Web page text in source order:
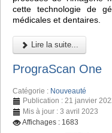
cette technologie de
médicales et dentaires.
Lire la suite...
PrograScan One
Catégorie : Nouveauté
Publication : 21 janvier
Mis à jour : 3 avril 2023
Affichages : 1683